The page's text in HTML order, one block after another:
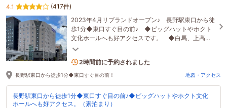
4.1
(417件)
2023年4月リブランドオープン♪ 長野駅東口から徒
歩1分◆東口すぐ目の前♪ ◆ビッグハットやホクト
文化ホールへも好アクセスです。 ◆白馬、上高
地、志賀高原へのバスターミナルもすぐそば♪
2名がこの宿を見ています
長野駅東口から徒歩1分◆東口すぐ目の前！ 地図・アクセス
長野駅東口から徒歩1分◆東口すぐ目の前♪◆ビッグハットやホクト文化
ホールへも好アクセス。（素泊まり）